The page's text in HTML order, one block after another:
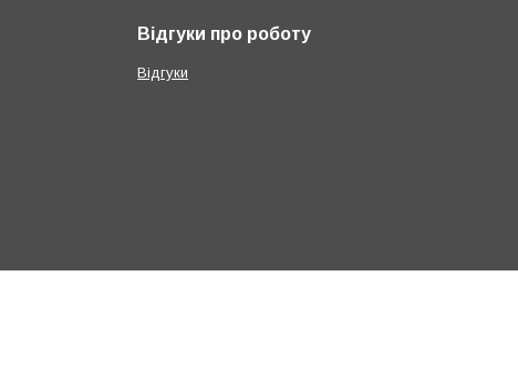
Відгуки про роботу
Відгуки